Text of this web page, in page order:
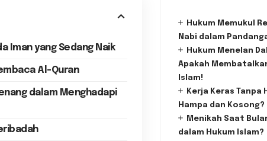
Iman yang Sedang Naik
Al-Quran
dalam Menghadapi
Hukum Memukul
Nabi dalam
Hukum Menelan
Apakah
Islam!
Kerja Keras Tanpa
Hampa dan
Menikah Saat
dalam Hukum Islam?